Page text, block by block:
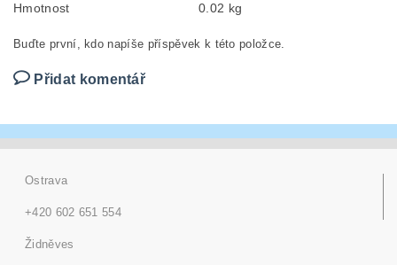
Hmotnost 0.02 kg
Buďte první, kdo napíše příspěvek k této položce.
Přidat komentář
Ostrava
+420 602 651 554
Židněves